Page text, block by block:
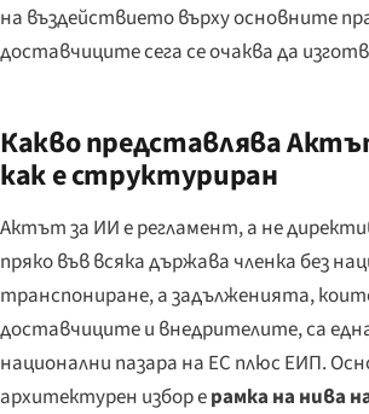
на въздействието върху основните
доставчиците сега се очаква да
Какво представлява
как е структуриран
Актът за ИИ е регламент, а не
пряко във всяка държава членка без
транспониране, а задълженията,
доставчиците и внедрителите, са
национални пазара на ЕС плюс ЕИП.
архитектурен избор ерамка на нива